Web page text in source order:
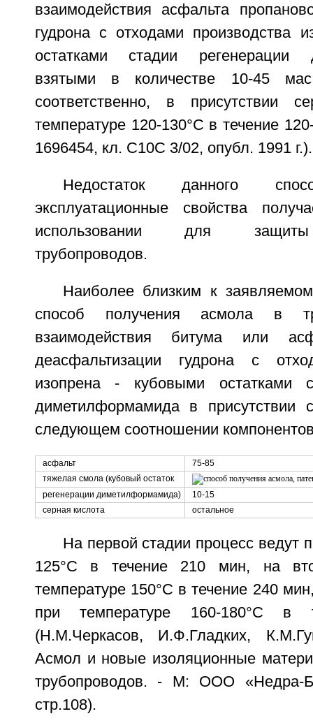
взаимодействия асфальта
гудрона с отходами производства
остатками стадии регенерации
взятыми в количестве 10-45
соответственно, в присутствии
температуре 120-130°C в течение
1696454, кл. C10C 3/02, опубл. 1991 г.).
Недостаток данного
эксплуатационные свойства
использовании для защиты
трубопроводов.
Наиболее близким к
способ получения асмола в
взаимодействия битума или
деасфальтизации гудрона с
изопрена - кубовыми остатками
диметилформамида в присутствии
следующем соотношении
асфальт
75-85
тяжелая смола (кубовый остаток
регенерации диметилформамида)
10-15
серная кислота
остальное
На первой стадии процесс ведут
125°C в течение 210 мин, на
температуре 150°C в течение 240
при температуре 160-180°C в
(Н.М.Черкасов, И.Ф.Гладких,
Асмол и новые изоляционные
трубопроводов. - М: ООО «Недра-
стр.108).